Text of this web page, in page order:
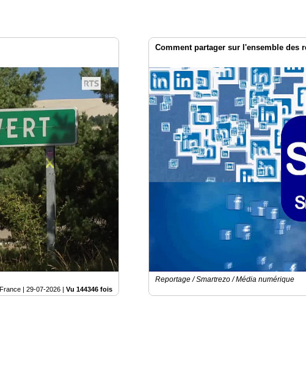
France | 29-07-2026 Vu 144346 fois
Comment partager sur l'ensemble des
Reportage / Smartrezo / Média numérique